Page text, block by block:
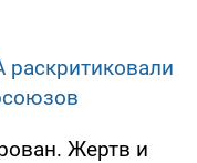
раскритиковали
Жертв и